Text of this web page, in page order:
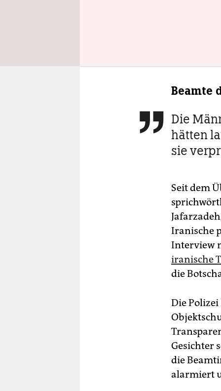
Beamte
 Die
hätten
sie
Seit dem
Iranische
Interview
iranische
die
Die
Gesichter
die
alarmiert